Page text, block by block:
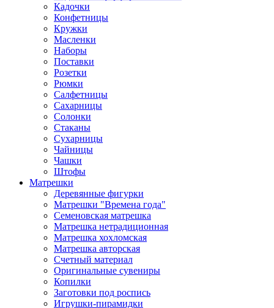
Кадочки
Конфетницы
Кружки
Масленки
Наборы
Поставки
Розетки
Рюмки
Салфетницы
Сахарницы
Солонки
Стаканы
Сухарницы
Чайницы
Чашки
Штофы
Матрешки
Деревянные фигурки
Матрешки "Времена года"
Семеновская матрешка
Матрешка нетрадиционная
Матрешка хохломская
Матрешка авторская
Счетный материал
Оригинальные сувениры
Копилки
Заготовки под роспись
Игрушки-пирамидки